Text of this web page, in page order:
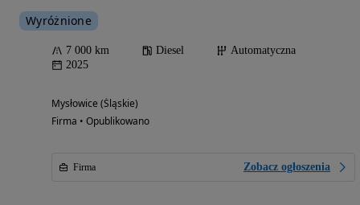
Wyróżnione
7 000 km Diesel
Automatyczna
2025
Mysłowice (Śląskie)
Firma • Opublikowano
Firma Zobacz ogłoszenia